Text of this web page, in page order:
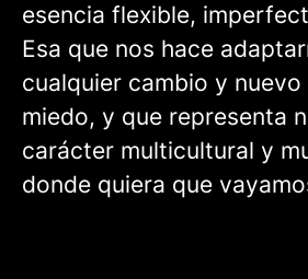
esencia flexible,
Esa que nos hace
cualquier cambio y
miedo, y que representa
carácter multicultural y
donde quiera que